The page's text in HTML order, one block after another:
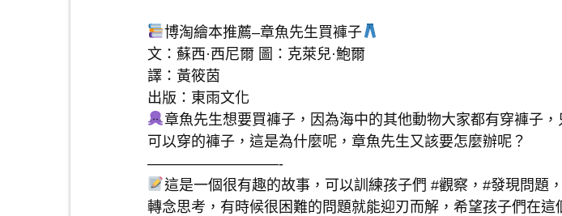
博淘繪本推薦–章魚先生買褲子
文：蘇西·西尼爾 圖：克萊兒·鮑爾
譯：黃筱茵
出版：東雨文化
章魚先生想要買褲子，因為海中的其他動物大家都有穿褲子
可以穿的褲子，這是為什麼呢，章魚先生又該要怎麼辦呢？
—————————-
這是一個很有趣的故事，可以訓練孩子們 #觀察，#發現問題
轉念思考，有時候很困難的問題就能迎刃而解，希望孩子們在